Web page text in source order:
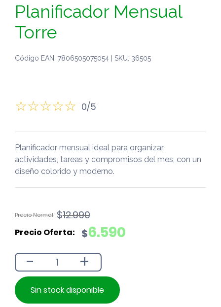
Planificador Mensual
Torre
Código EAN: 7806505075054 | SKU: 36505
0/5
Planificador mensual ideal para organizar
actividades, tareas y compromisos del mes, con un
diseño colorido y moderno.
$12.990
El
original
$12.990.
$6.590
El
actual
$6.590.
- +
Sin stock disponible